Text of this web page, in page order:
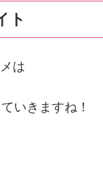
ト
は
いきますね！